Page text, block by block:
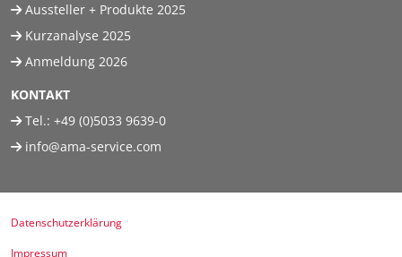
Aussteller + Produkte 2025
Kurzanalyse 2025
Anmeldung 2026
KONTAKT
Tel.: +49 (0)5033 9639-0
info@ama-service.com
Datenschutzerklärung
Impressum